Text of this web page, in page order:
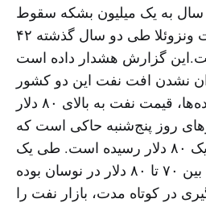
سال به یک میلیون بشکه سقوط
خواهد کرد. تولید نفت ونزوئلا طی دو سال گذشته ۴۲
گزارش هشدار داده است
نشدن افت نفت این دو کشور
توسط دیگر تولیدکننده‌ها، قیمت نفت به بالای ۸۰ دلار
روز پنج‌شنبه حاکی است که
قیمت نفت برنت به نزدیک ۸۰ دلار رسیده است. طی یک
ماه گذشته قیمت نفت بین ۷۰ تا ۸۰ دلار در نوسان بوده
در کوتاه مدت، بازار نفت را